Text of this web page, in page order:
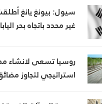
سيول: بيونغ يانغ
غير محدد باتجاه بحر
روسيا تسعى لانشاء
استراتيجي لتجاوز